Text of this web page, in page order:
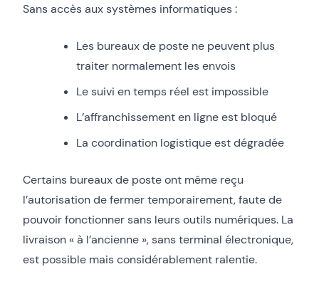
Sans accès aux systèmes informatiques :
Les bureaux de poste ne peuvent plus
traiter normalement les envois
Le suivi en temps réel est impossible
L’affranchissement en ligne est bloqué
La coordination logistique est dégradée
Certains bureaux de poste ont même reçu
l’autorisation de fermer temporairement, faute de
pouvoir fonctionner sans leurs outils numériques. La
livraison « à l’ancienne », sans terminal électronique,
est possible mais considérablement ralentie.